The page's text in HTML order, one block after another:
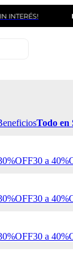
Todo en
30 a
30 a
30 a